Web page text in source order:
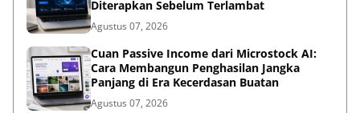
Diterapkan Sebelum Terlambat
Agustus 07, 2026
Cuan Passive Income dari Microstock AI:
Cara Membangun Penghasilan Jangka
Panjang di Era Kecerdasan Buatan
Agustus 07, 2026